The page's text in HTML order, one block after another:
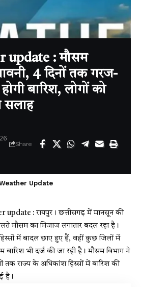
update : मौसम
4 दिनों तक गरज-
बारिश, लोगों को
सलाह
Share
Update
update : रायपुर। छत्तीसगढ़ में मानसून की
मौसम का मिजाज लगातार बदल रहा है।
में बादल छाए हुए हैं, वहीं कुछ जिलों में
बारिश भी दर्ज की जा रही है। मौसम विभाग ने
तक राज्य के अधिकांश हिस्सों में बारिश की
है।